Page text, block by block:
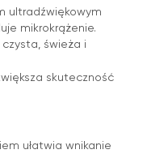
ultradźwiękowym
mikrokrążenie.
świeża i
skuteczność
ułatwia wnikanie